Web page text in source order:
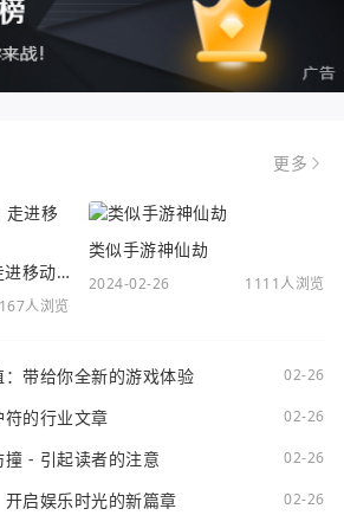
更多
英雄联盟手游发条：走进移动电竞新时代
人浏览
类似手游神仙劫
2024-02-26 1111人浏览
带给你全新的游戏体验 02-26
的行业文章 02-26
- 引起读者的注意 02-26
启娱乐时光的新篇章 02-26